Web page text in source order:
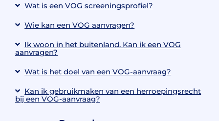
Wat is een VOG screeningsprofiel?
Wie kan een VOG aanvragen?
Ik woon in het buitenland. Kan ik een VOG
aanvragen?
Wat is het doel van een VOG-aanvraag?
Kan ik gebruikmaken van een herroepingsrecht
bij een VOG-aanvraag?